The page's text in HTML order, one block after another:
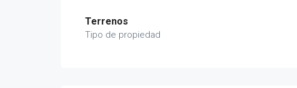
Terrenos
Tipo de propiedad